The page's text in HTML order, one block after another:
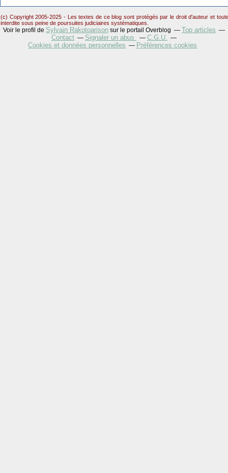
(c) Copyright 2005-2025 - Les textes de ce blog sont protégés par le droit d'auteur et
interdite sous peine de poursuites judiciaires systématiques.
Voir le profil de Sylvain Rakotoarison sur le portail Overblog
Top articles
Contact
Signaler un abus
C.G.U.
Cookies et données personnelles
Préférences cookies